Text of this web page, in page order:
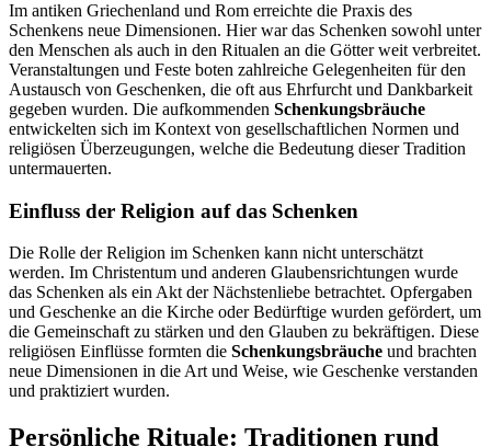
Im antiken Griechenland und Rom erreichte die Praxis des
Schenkens neue Dimensionen. Hier war das Schenken sowohl unter
den Menschen als auch in den Ritualen an die Götter weit verbreitet.
Veranstaltungen und Feste boten zahlreiche Gelegenheiten für den
Austausch von Geschenken, die oft aus Ehrfurcht und Dankbarkeit
gegeben wurden. Die aufkommenden Schenkungsbräuche
entwickelten sich im Kontext von gesellschaftlichen Normen und
religiösen Überzeugungen, welche die Bedeutung dieser Tradition
untermauerten.
Einfluss der Religion auf das Schenken
Die Rolle der Religion im Schenken kann nicht unterschätzt
werden. Im Christentum und anderen Glaubensrichtungen wurde
das Schenken als ein Akt der Nächstenliebe betrachtet. Opfergaben
und Geschenke an die Kirche oder Bedürftige wurden gefördert, um
die Gemeinschaft zu stärken und den Glauben zu bekräftigen. Diese
religiösen Einflüsse formten die Schenkungsbräuche und brachten
neue Dimensionen in die Art und Weise, wie Geschenke verstanden
und praktiziert wurden.
Persönliche Rituale: Traditionen rund